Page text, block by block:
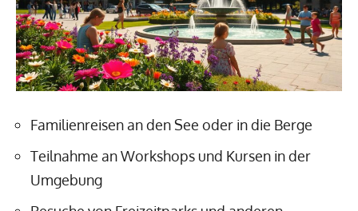
Familienreisen an den See oder in die Berge
Teilnahme an Workshops und Kursen in der
Umgebung